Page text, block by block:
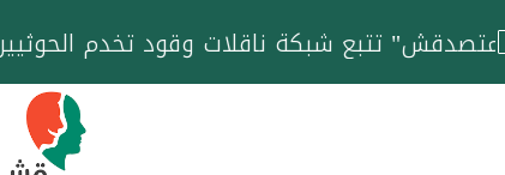
خزان عائم.. "متصدقش" تتبع